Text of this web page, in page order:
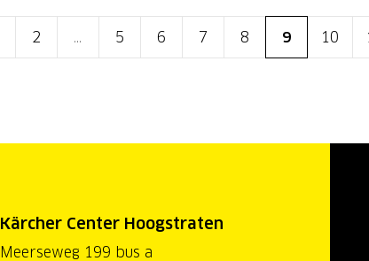
2 ... 5 6 7 8 9 10
Kärcher Center Hoogstraten
Meerseweg 199 bus a